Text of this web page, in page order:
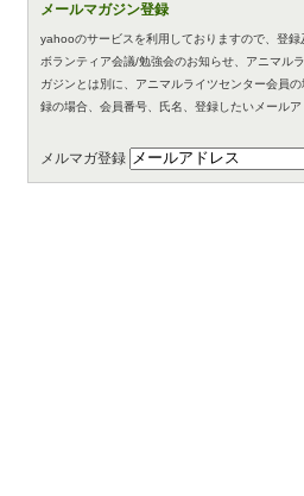
メールマガジン登録
yahooのサービスを利用しておりますので、登
ボランティア会議/勉強会のお知らせ、アニマル
ガジンとは別に、アニマルライツセンター会員
録の場合、会員番号、氏名、登録したいメール
メルマガ登録